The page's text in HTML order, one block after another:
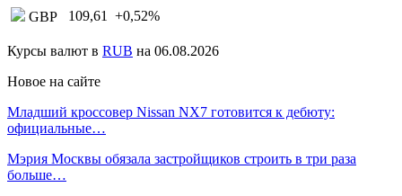
GBP
109,61 +0,52%
Курсы валют в RUB на 06.08.2026
Новое на сайте
Младший кроссовер Nissan NX7 готовится к дебюту:
официальные…
Мэрия Москвы обязала застройщиков строить в три раза
больше…